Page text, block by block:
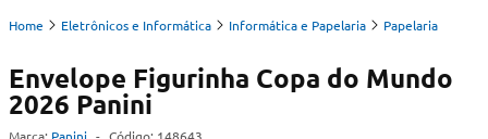
Home Eletrônicos e Informática Informática e Papelaria Papelaria
Envelope Figurinha Copa do Mundo
2026 Panini